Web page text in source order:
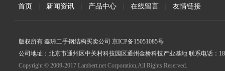
首页 新闻资讯 产品中心 在线留言 友情链接
版权所有 鑫珘二手钢结构买卖公司 京ICP备15051085号
公司地址：北京市通州区中关村科技园区通州金桥科技产业基地 联系电话：
Copyright © 2009-2017 Lambert.net Corporation,All Rights Reserved.